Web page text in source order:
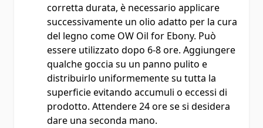
corretta durata, è necessario applicare
successivamente un olio adatto per la cura
del legno come OW Oil for Ebony. Può
essere utilizzato dopo 6-8 ore. Aggiungere
qualche goccia su un panno pulito e
distribuirlo uniformemente su tutta la
superficie evitando accumuli o eccessi di
prodotto. Attendere 24 ore se si desidera
dare una seconda mano.